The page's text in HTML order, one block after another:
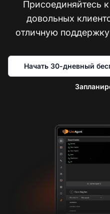
Присоединяйтесь
довольных
отличную
Начать 30-дневный